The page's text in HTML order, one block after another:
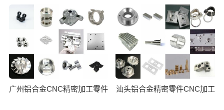
广州铝合金CNC精密加工零件 汕头铝合金精密零件CNC加工